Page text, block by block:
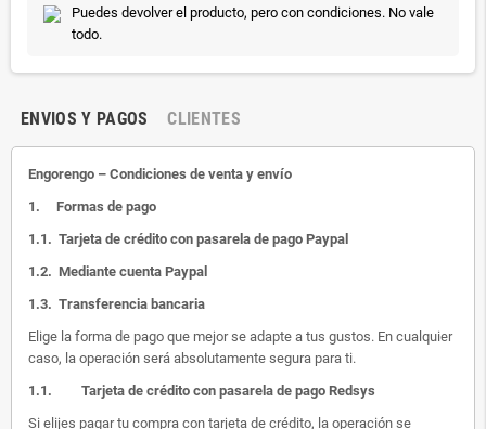
Puedes devolver el producto, pero con condiciones. No vale
todo.
ENVIOS Y PAGOS CLIENTES
Engorengo – Condiciones de venta y envío
1. Formas de pago
1.1. Tarjeta de crédito con pasarela de pago Paypal
1.2. Mediante cuenta Paypal
1.3. Transferencia bancaria
Elige la forma de pago que mejor se adapte a tus gustos. En cualquier
caso, la operación será absolutamente segura para ti.
1.1. Tarjeta de crédito con pasarela de pago Redsys
Si elijes pagar tu compra con tarjeta de crédito, la operación se